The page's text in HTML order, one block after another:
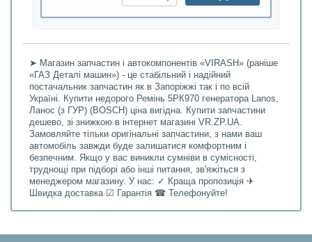
➤ Магазин запчастин і автокомпонентів «VIRASH» (раніше
«ГАЗ Деталі машин») - це стабільний і надійний
постачальник запчастин як в Запоріжжі так і по всій
Україні. Купити недорого Ремінь 5РК970 генератора Lanos,
Ланос (з ГУР) (BOSCH) ціна вигідна. Купити запчастини
дешево, зі знижкою в інтернет магазині VR.ZP.UA.
Замовляйте тільки оригінальні запчастини, з нами ваш
автомобіль завжди буде залишатися комфортним і
безпечним. Якщо у вас виникли сумніви в сумісності,
труднощі при підборі або інші питання, зв'яжіться з
менеджером магазину. У нас: ✓ Краща пропозиція ✈
Швидка доставка ☑ Гарантія ☎ Телефонуйте!